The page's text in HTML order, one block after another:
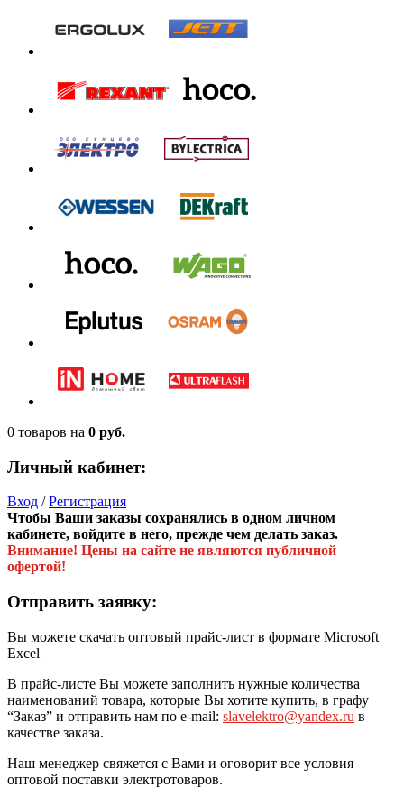
0 товаров на 0 руб.
Личный кабинет:
Вход /Регистрация
Чтобы Ваши заказы сохранялись в одном личном
кабинете, войдите в него, прежде чем делать заказ.
Внимание! Цены на сайте не являются публичной
офертой!
Отправить заявку:
Вы можете скачать оптовый прайс-лист в формате Microsoft
Excel
В прайс-листе Вы можете заполнить нужные количества
наименований товара, которые Вы хотите купить, в графу
“Заказ” и отправить нам по e-mail: slavelektro@yandex.ru в
качестве заказа.
Наш менеджер свяжется с Вами и оговорит все условия
оптовой поставки электротоваров.